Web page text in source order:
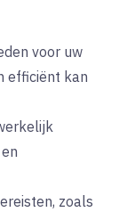
voor uw
efficiënt kan
zoals